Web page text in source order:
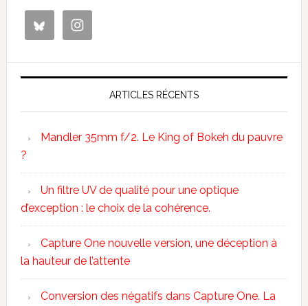
ARTICLES RÉCENTS
Mandler 35mm f/2. Le King of Bokeh du pauvre
?
Un filtre UV de qualité pour une optique
d’exception : le choix de la cohérence.
Capture One nouvelle version, une déception à
la hauteur de l’attente
Conversion des négatifs dans Capture One. La